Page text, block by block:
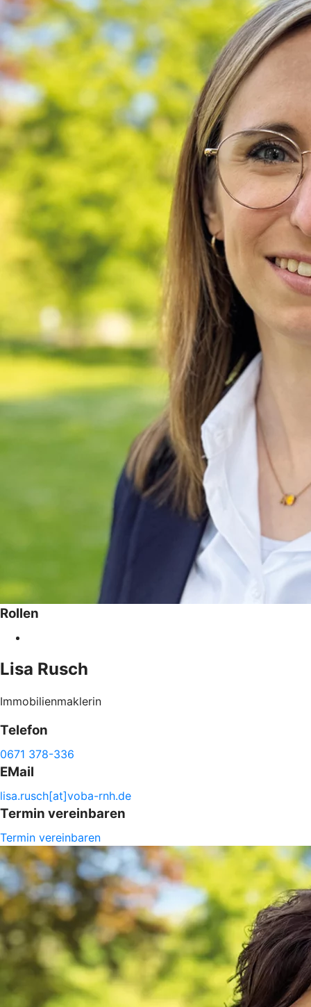
Rollen
Lisa Rusch
Immobilienmaklerin
Telefon
0671 378-336
EMail
lisa.rusch[at]voba-rnh.de
Termin vereinbaren
Termin vereinbaren